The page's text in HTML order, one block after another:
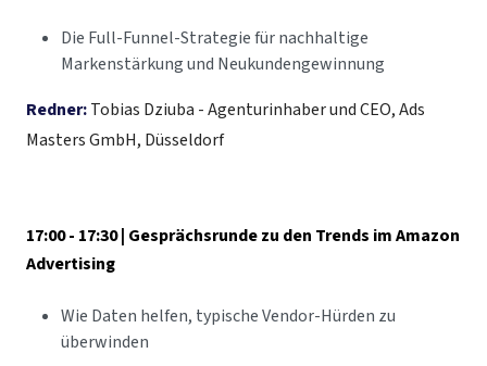
Die Full-Funnel-Strategie für nachhaltige
Markenstärkung und Neukundengewinnung
Redner:Tobias Dziuba - Agenturinhaber und CEO, Ads
Masters GmbH, Düsseldorf
17:00 - 17:30 | Gesprächsrunde zu den Trends im Amazon
Advertising
Wie Daten helfen, typische Vendor-Hürden zu
überwinden